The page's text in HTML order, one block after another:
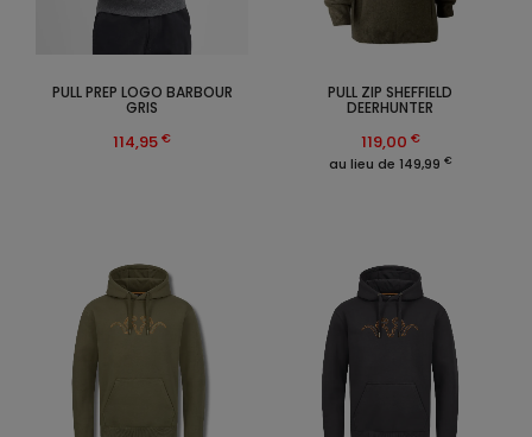
PULL ZIP SHEFFIELD
DEERHUNTER
119,00 €
au lieu de 149,99 €
PULL PREP LOGO BARBOUR
GRIS
114,95 €